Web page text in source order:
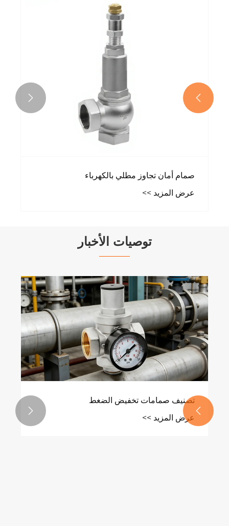
صمام أمان تجاوز مطلي بالكهرباء
عرض المزيد >>


توصيات الأخبار
تصنيف صمامات تخفيض الضغط
عرض المزيد >>

